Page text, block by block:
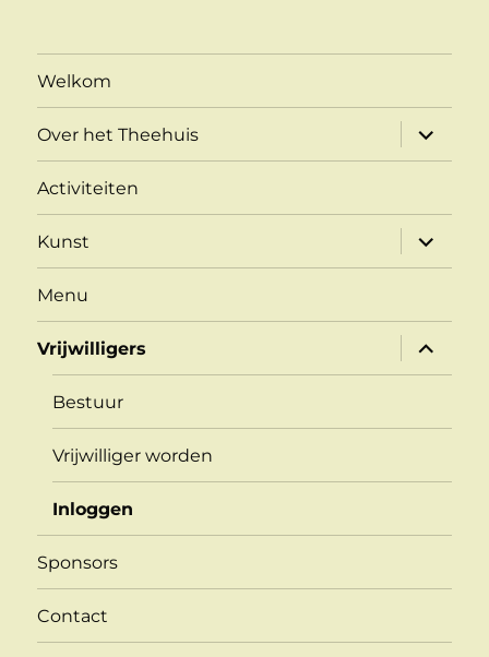
Welkom
Over het Theehuis
Activiteiten
Kunst
Menu
Vrijwilligers
Bestuur
Vrijwilliger worden
Inloggen
Sponsors
Contact